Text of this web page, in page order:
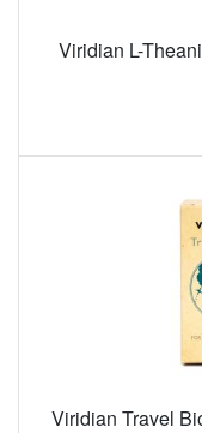
Viridian L-
Viridian Travel